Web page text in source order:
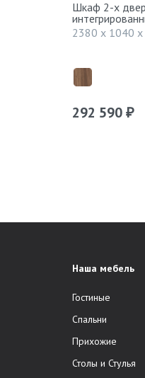
Шкаф 2-х
2380 x 1040
292 590 ₽
Наша мебель
Гостиные
Спальни
Прихожие
Столы и Стулья